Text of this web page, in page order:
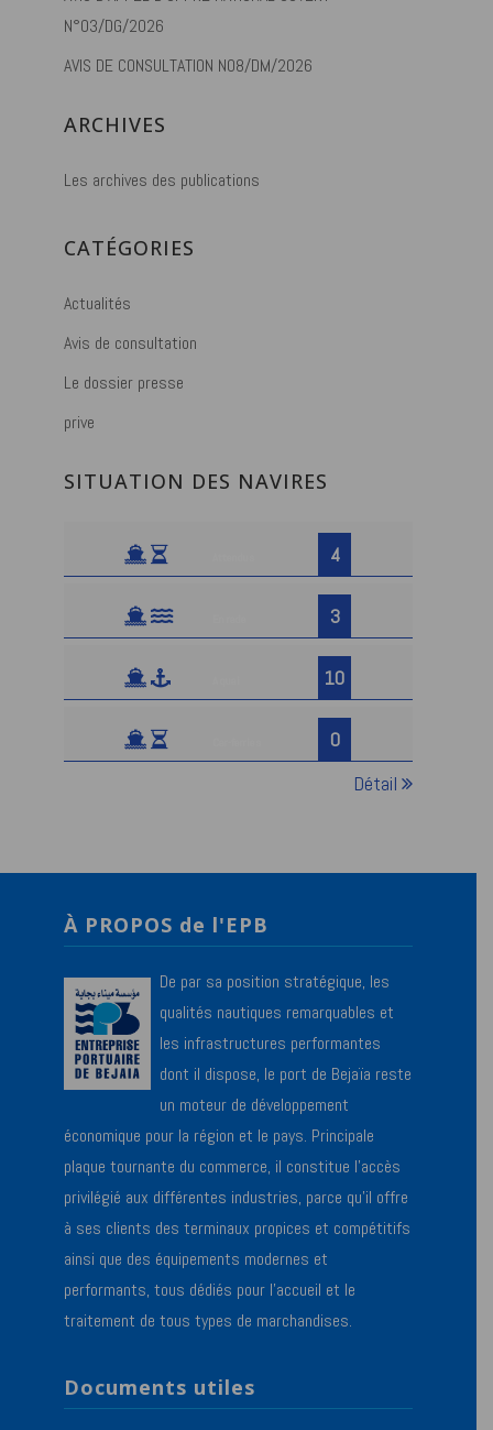
N°03/DG/2026
AVIS DE CONSULTATION N08/DM/2026
ARCHIVES
Les archives des publications
CATÉGORIES
Actualités
Avis de consultation
Le dossier presse
prive
SITUATION DES NAVIRES
4
3
10
0
Détail
À PROPOS de l'EPB
De par sa position stratégique, les
qualités nautiques remarquables et
les infrastructures performantes
dont il dispose, le port de Bejaïa reste
un moteur de développement
économique pour la région et le pays. Principale
plaque tournante du commerce, il constitue l’accès
privilégié aux différentes industries, parce qu’il offre
à ses clients des terminaux propices et compétitifs
ainsi que des équipements modernes et
performants, tous dédiés pour l’accueil et le
traitement de tous types de marchandises.
Documents utiles